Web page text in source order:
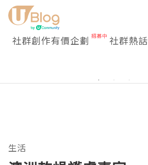
社群創作有價企劃 社群熱話
生活